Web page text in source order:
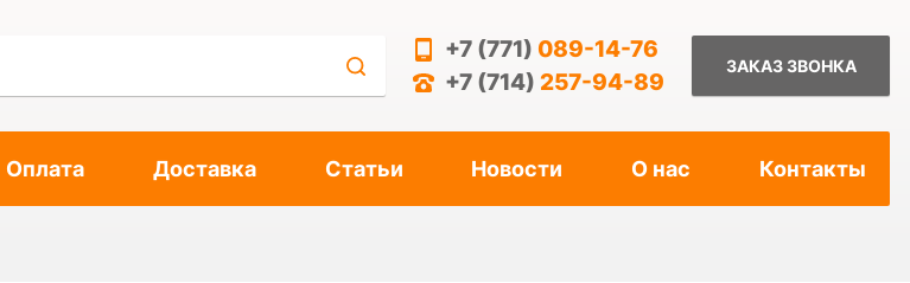
+7 (771) 089-14-76
+7 (714) 257-94-89
ЗАКАЗ ЗВОНКА
Оплата Доставка Статьи Новости О нас Контакты